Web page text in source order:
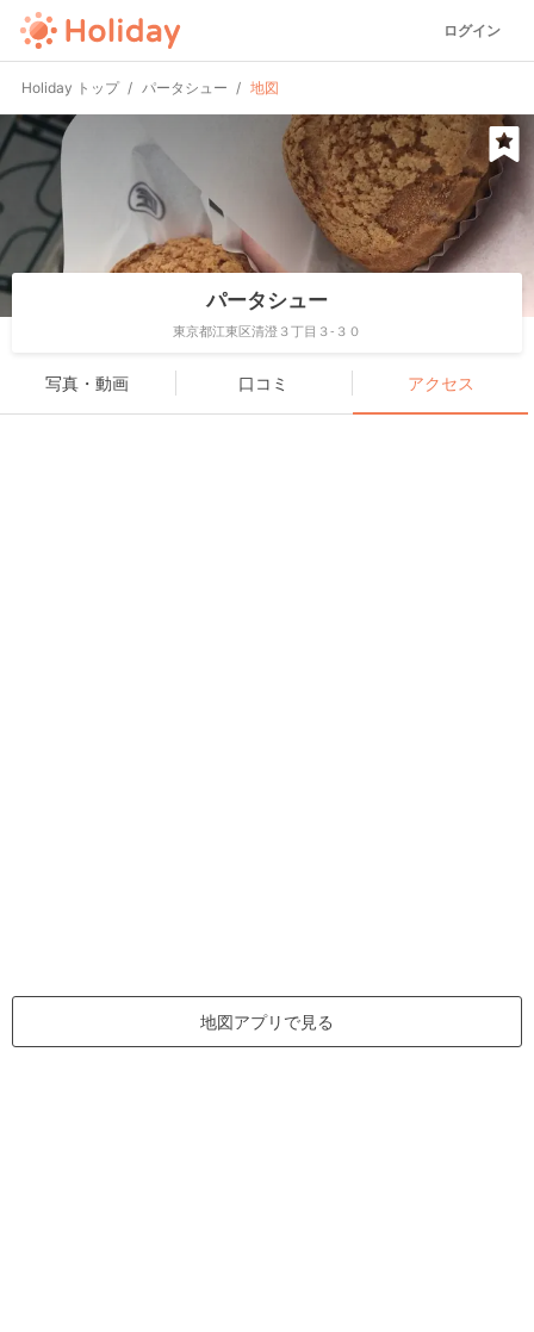
ログイン
Holiday トップ パータシュー 地図
パータシュー
東京都江東区清澄３丁目３-３０
写真・動画 口コミ アクセス
地図アプリで見る